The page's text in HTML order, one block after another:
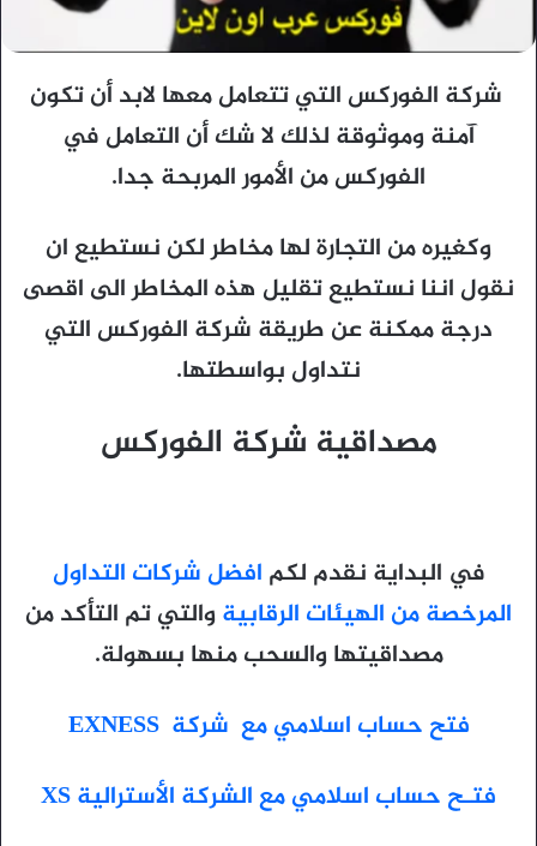
شركة الفوركس التي تتعامل معها لابد أن تكون
آمنة وموثوقة لذلك لا شك أن التعامل في
الفوركس من الأمور المربحة جدا.
وكغيره من التجارة لها مخاطر لكن نستطيع ان
نقول اننا نستطيع تقليل هذه المخاطر الى اقصى
درجة ممكنة عن طريقة شركة الفوركس التي
نتداول بواسطتها.
مصداقية شركة الفوركس
في البداية نقدم لكم افضل شركات التداول
المرخصة من الهيئات الرقابيةوالتي تم التأكد من
مصداقيتها والسحب منها بسهولة.
فتح حساب اسلامي مع شركة EXNESS
فتـح حساب اسلامي مع الشركة الأسترالية XS